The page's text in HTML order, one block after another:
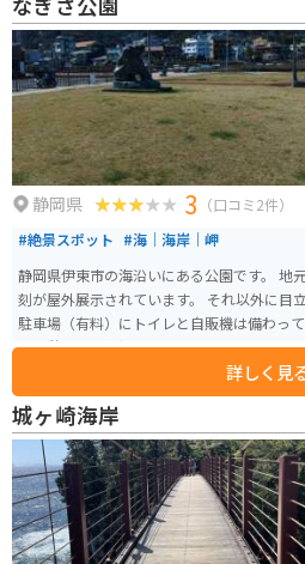
くことができます。 伊豆高原駅からアクセスしやすく、開館時間は9:00から1
7:00までとなっています。猫とのふれあい
示を通して、猫の文化や歴史を深く知るこ
も館内にあります。
静岡県 3 （口コミ2件）
#絶景スポット #海｜海岸｜岬
静岡県伊東市の海沿いにある公園です。 地
刻が屋外展示されています。 それ以外に目
駐車場（有料）にトイレと自販機は備わっ
で休憩すると気持ち良いでしょう。
詳しく見
城ヶ崎海岸